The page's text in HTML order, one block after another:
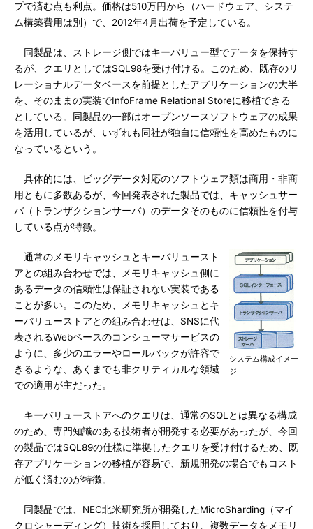
プで済む点も利点。価格は510万円から（ハードウェア、システ
ム構築費用は別）で、2012年4月出荷を予定している。
同製品は、ストレージ側ではキーバリュー型でデータを保持す
るが、クエリとしてはSQL98を受け付ける。このため、既存のリ
レーショナルデータベースを前提としたアプリケーションの大半
を、そのままの実装でInfoFrame Relational Storeに移植できる
としている。同製品の一部はオープンソースソフトウェアの成果
を活用しているが、いずれも同社が独自に信頼性を高めたものに
なっているという。
具体的には、ビッグデータ対応のソフトウェア類は商用・非商
用ともに多数あるが、今回発表された製品では、キャッシュサー
バ（トランザクションサーバ）のデータそのものに信頼性を付与
している点が特徴。
システム構成イメー
ジ
通常のメモリキャッシュとキーバリュースト
アとの組み合わせでは、メモリキャッシュ側に
あるデータの信頼性は保証されない実装である
ことが多い。このため、メモリキャッシュとキ
ーバリューストアとの組み合わせは、SNSに代
表されるWebベースのコンシューマサービスの
ように、多少のエラーやロールバックが許容で
きるような、あくまでも非クリティカルな領域
での適用が主だった。
キーバリューストアへのクエリは、通常のSQLとは異なる構成
のため、専門知識のある技術者が開発する必要があったが、今回
の製品ではSQL89の仕様に準拠したクエリを受け付けるため、既
存アプリケーションの移植が容易で、新規開発の場合でもコスト
が低く済むのが特徴。
同製品では、NEC北米研究所が開発したMicroSharding（マイ
クロシャーディング）技術を採用しており、複数データをメモリ